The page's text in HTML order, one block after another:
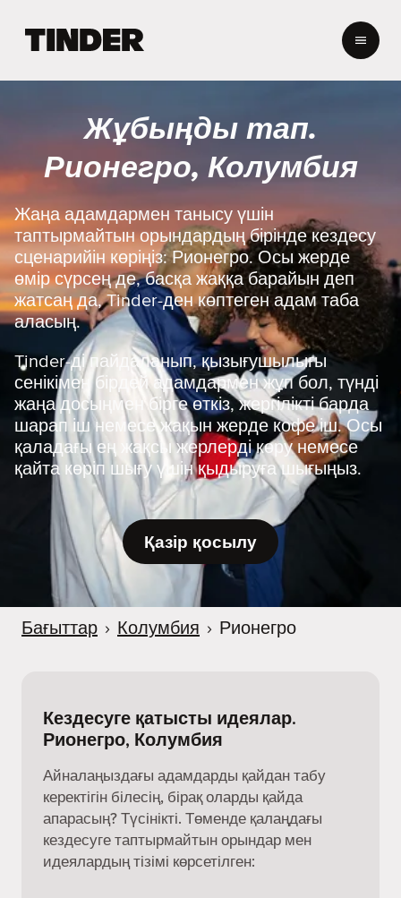
e
r
o
m
e
Жұбыңды тап.
Рионегро, Колумбия
Жаңа адамдармен танысу үшін
таптырмайтын орындардың бірінде кездесу
сценарийін көріңіз: Рионегро. Осы жерде
өмір сүрсең де, басқа жаққа барайын деп
жатсаң да, Tinder-ден көптеген адам таба
аласың.
Tinder-ді пайдаланып, қызығушылығы
сенікімен бірдей адамдармен жұп бол, түнді
жаңа досыңмен бірге өткіз, жергілікті барда
шарап іш немесе жақын жерде кофе іш. Осы
қаладағы ең жақсы жерлерді көру немесе
қайта көріп шығу үшін қыдыруға шығыңыз.
Қазір қосылу
Бағыттар › Колумбия › Рионегро
Кездесуге қатысты идеялар.
Рионегро, Колумбия
Айналаңыздағы адамдарды қайдан табу
керектігін білесің, бірақ оларды қайда
апарасың? Түсінікті. Төменде қалаңдағы
кездесуге таптырмайтын орындар мен
идеялардың тізімі көрсетілген: